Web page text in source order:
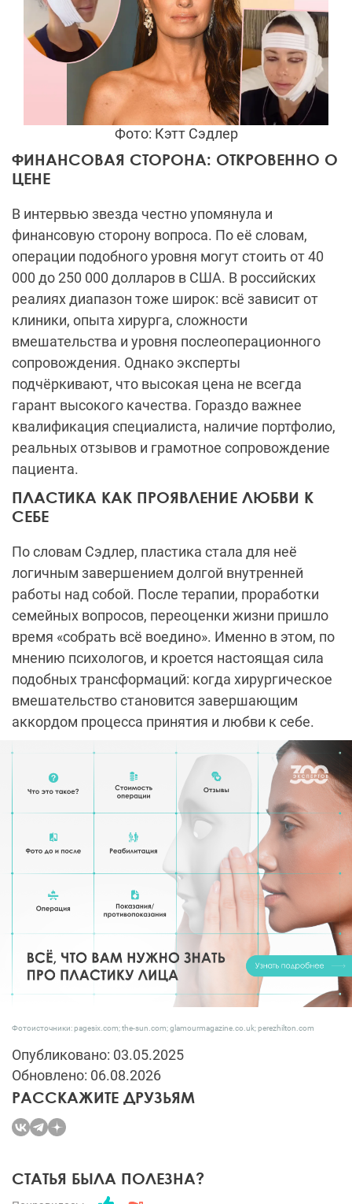
Фото: Кэтт Сэдлер
ФИНАНСОВАЯ СТОРОНА: ОТКРОВЕННО О
ЦЕНЕ
В интервью звезда честно упомянула и
финансовую сторону вопроса. По её словам,
операции подобного уровня могут стоить от 40
000 до 250 000 долларов в США. В российских
реалиях диапазон тоже широк: всё зависит от
клиники, опыта хирурга, сложности
вмешательства и уровня послеоперационного
сопровождения. Однако эксперты
подчёркивают, что высокая цена не всегда
гарант высокого качества. Гораздо важнее
квалификация специалиста, наличие портфолио,
реальных отзывов и грамотное сопровождение
пациента.
ПЛАСТИКА КАК ПРОЯВЛЕНИЕ ЛЮБВИ К
СЕБЕ
По словам Сэдлер, пластика стала для неё
логичным завершением долгой внутренней
работы над собой. После терапии, проработки
семейных вопросов, переоценки жизни пришло
время «собрать всё воедино». Именно в этом, по
мнению психологов, и кроется настоящая сила
подобных трансформаций: когда хирургическое
вмешательство становится завершающим
аккордом процесса принятия и любви к себе.
Фотоисточники: pagesix.com; the-sun.com; glamourmagazine.co.uk; perezhilton.com
Опубликовано: 03.05.2025
Обновлено: 06.08.2026
РАССКАЖИТЕ ДРУЗЬЯМ
СТАТЬЯ БЫЛА ПОЛЕЗНА?